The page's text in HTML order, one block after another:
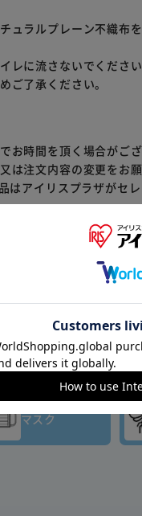
ラルプレーン不織布を
レに流さないでください
了承ください。
時間を頂く場合がござ
注文内容の変更をお願
はアイリスプラザがセ
ちら▼
キッチン
消耗品
マスク
※ご確認ください